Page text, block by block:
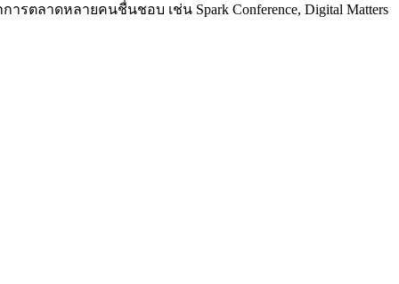
ลาดหลายคนชื่นชอบ เช่น Spark Conference, Digital Matters